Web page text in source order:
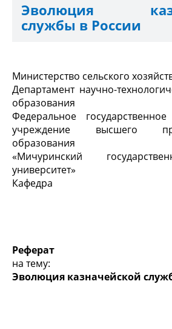
Эволюция
службы в России
Министерство сельского
Департамент научно-
образования
Федеральное
учреждение высшего
образования
«Мичуринский
университет»
Кафедра
Реферат
на тему:
Эволюция казначейской